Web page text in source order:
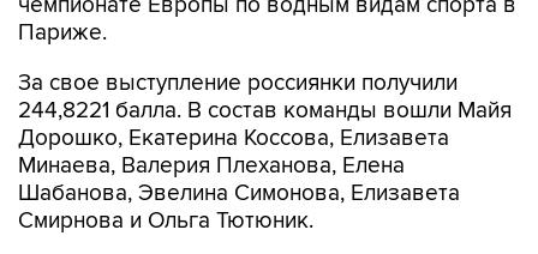
Париже.
За свое выступление россиянки получили
244,8221 балла. В состав команды вошли Майя
Дорошко, Екатерина Коссова, Елизавета
Минаева, Валерия Плеханова, Елена
Шабанова, Эвелина Симонова, Елизавета
Смирнова и Ольга Тютюник.